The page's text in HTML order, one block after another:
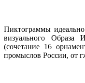
Пиктограммы
визуального
(сочетание 16
промыслов России, от